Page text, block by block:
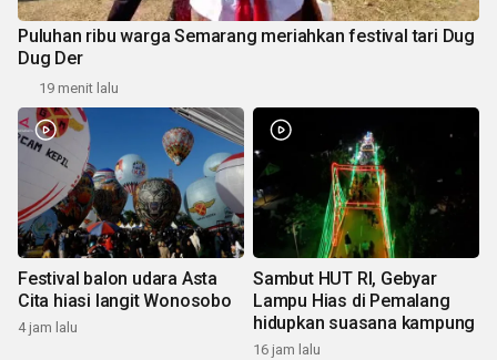
Puluhan ribu warga Semarang meriahkan festival tari Dug
Dug Der
19 menit lalu
Festival balon udara Asta
Cita hiasi langit Wonosobo
4 jam lalu
Sambut HUT RI, Gebyar
Lampu Hias di Pemalang
hidupkan suasana kampung
16 jam lalu